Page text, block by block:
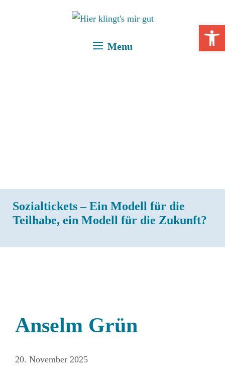
Menu
Sozialtickets – Ein Modell für die
Teilhabe, ein Modell für die Zukunft?
Anselm Grün
20. November 2025